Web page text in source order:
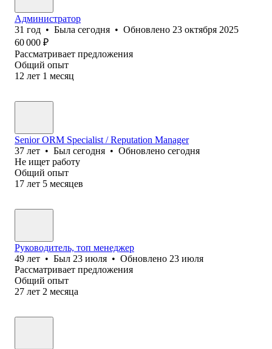
Администратор
31 год • Была сегодня • Обновлено 23 октября 2025
60 000 ₽
Рассматривает предложения
Общий опыт
12 лет 1 месяц
Senior ORM Specialist / Reputation Manager
37 лет • Был сегодня • Обновлено сегодня
Не ищет работу
Общий опыт
17 лет 5 месяцев
Руководитель, топ менеджер
49 лет • Был 23 июля • Обновлено 23 июля
Рассматривает предложения
Общий опыт
27 лет 2 месяца